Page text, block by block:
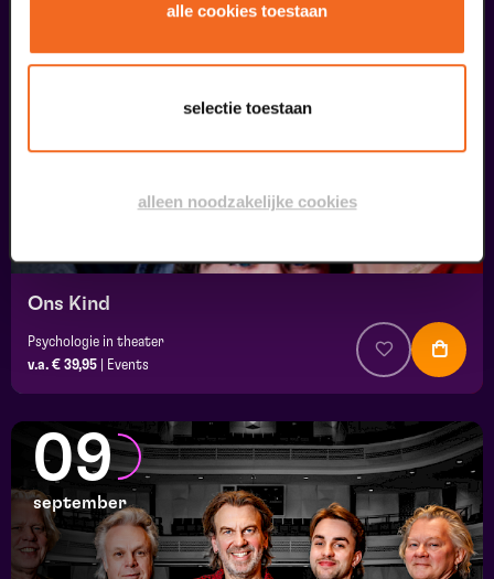
alle cookies toestaan
selectie toestaan
alleen noodzakelijke cookies
Ons Kind
Psychologie in theater
v.a. € 39,95
Events
09
september